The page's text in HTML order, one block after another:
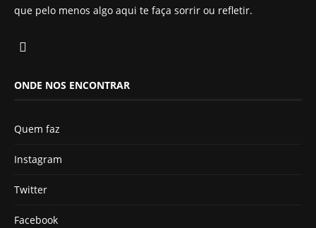
que pelo menos algo aqui te faça sorrir ou refletir.
ONDE NOS ENCONTRAR
Quem faz
Instagram
Twitter
Facebook